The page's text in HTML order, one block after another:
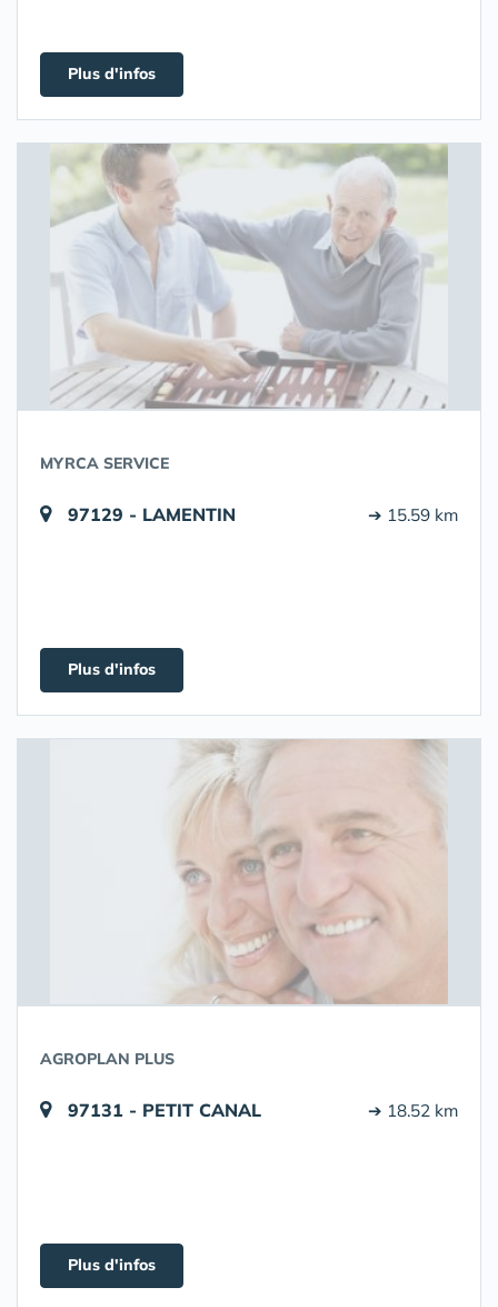
Plus d'infos
MYRCA SERVICE
97129 - LAMENTIN ➔ 15.59 km
Plus d'infos
AGROPLAN PLUS
97131 - PETIT CANAL ➔ 18.52 km
Plus d'infos